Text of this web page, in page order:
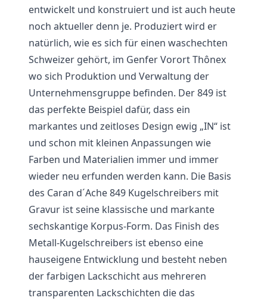
entwickelt und konstruiert und ist auch heute
noch aktueller denn je. Produziert wird er
natürlich, wie es sich für einen waschechten
Schweizer gehört, im Genfer Vorort Thônex
wo sich Produktion und Verwaltung der
Unternehmensgruppe befinden. Der 849 ist
das perfekte Beispiel dafür, dass ein
markantes und zeitloses Design ewig „IN“ ist
und schon mit kleinen Anpassungen wie
Farben und Materialien immer und immer
wieder neu erfunden werden kann. Die Basis
des Caran d´Ache 849 Kugelschreibers mit
Gravur ist seine klassische und markante
sechskantige Korpus-Form. Das Finish des
Metall-Kugelschreibers ist ebenso eine
hauseigene Entwicklung und besteht neben
der farbigen Lackschicht aus mehreren
transparenten Lackschichten die das